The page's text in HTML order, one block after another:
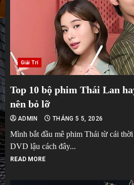
Giải Trí
Top 10 bộ phim Thái Lan
nên bỏ lỡ
ADMIN THÁNG 5 5, 2026
Mình bắt đầu mê phim Thái từ cái
DVD lậu cách đây...
READ MORE